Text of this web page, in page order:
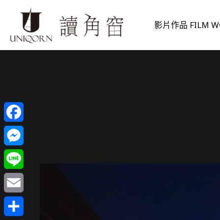
影片作品 FILM
Facebook
Messenger
Line
Email